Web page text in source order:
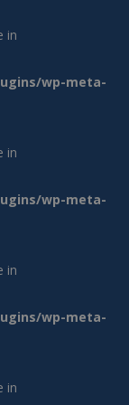
in
wp-meta-
in
wp-meta-
in
wp-meta-
in